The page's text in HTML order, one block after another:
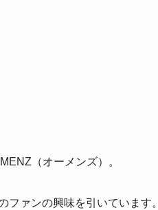
（オーメンズ）。
ァンの興味を引いています。